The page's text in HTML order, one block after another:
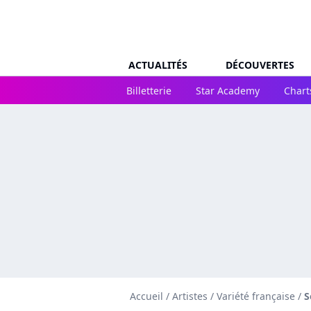
ACTUALITÉS
DÉCOUVERTES
Billetterie
Star Academy
Accueil / Artistes / Variété française /